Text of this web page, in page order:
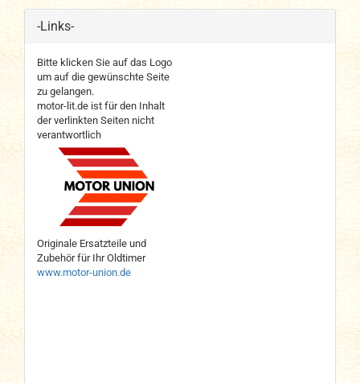
-Links-
Bitte klicken Sie auf das Logo
um auf die gewünschte Seite
zu gelangen.
motor-lit.de ist für den Inhalt
der verlinkten Seiten nicht
verantwortlich
Originale Ersatzteile und
Zubehör für Ihr Oldtimer
www.motor-union.de